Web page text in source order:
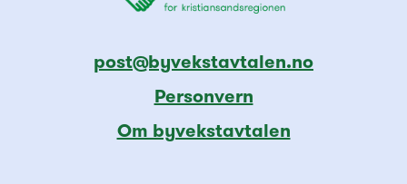
post@byvekstavtalen.no
Personvern
Om byvekstavtalen